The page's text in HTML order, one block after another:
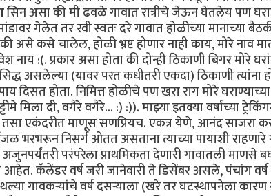
सिन असा की मी ढवळे गावात रात्रीचे जेऊन घेतलेय पण
गेलेत तर रवी स्वतः दरे गावात होळीच्या मानाच्या
असे कसे चालेल, होळी भ्रष्ट होणार नाही काय, मोरे
नाय :(. प्रकार असा होता की दोन्ही ठिकाणी बिगर मोरे
असलेल्या (यावर परत कधीतरी एकदा) ठिकाणी त्यांना
होता. निमित्त होळीचे पण खरा राग मोरे
मिला दी, वगैरे वगैरे... :) :)). माझ्या इतक्या वर्षांच्या
एकंदरीत माणूस सणप्रियच. एकत्र येणे, आनंद साजरा
ओंजळ भरभरून निसर्ग ओतत असताना त्याच्या पायाशी
परंपरेला प्राथमिकता देणारी गावातली माणसे
आहेत. कॅलेंडर वर्ष जरी जानेवारी ते डिसेंबर असले, पंचांग
गावकर्‍यांचे वर्ष दसर्‍याला (खरे तर घटस्थापनेला